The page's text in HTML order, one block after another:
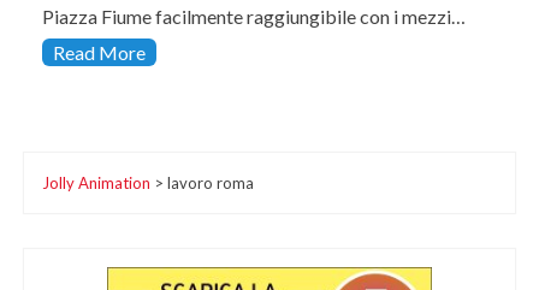
Piazza Fiume facilmente raggiungibile con i mezzi…
Read More
Jolly Animation > lavoro roma